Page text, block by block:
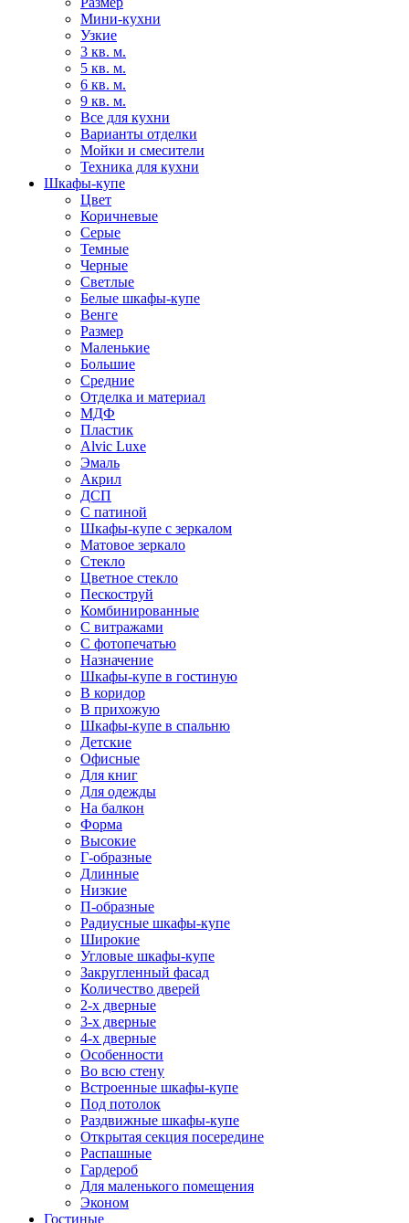
Мини-кухни
Узкие
3 кв. м.
5 кв. м.
6 кв. м.
9 кв. м.
Все для кухни
Варианты отделки
Мойки и смесители
Техника для кухни
Шкафы-купе
Цвет
Коричневые
Серые
Темные
Черные
Светлые
Белые шкафы-купе
Венге
Размер
Маленькие
Большие
Средние
Отделка и материал
МДФ
Пластик
Alvic Luxe
Эмаль
Акрил
ДСП
С патиной
Шкафы-купе с зеркалом
Матовое зеркало
Стекло
Цветное стекло
Пескоструй
Комбинированные
С витражами
С фотопечатью
Назначение
Шкафы-купе в гостиную
В коридор
В прихожую
Шкафы-купе в спальню
Детские
Офисные
Для книг
Для одежды
На балкон
Форма
Высокие
Г-образные
Длинные
Низкие
П-образные
Радиусные шкафы-купе
Широкие
Угловые шкафы-купе
Закругленный фасад
Количество дверей
2-х дверные
3-х дверные
4-х дверные
Особенности
Во всю стену
Встроенные шкафы-купе
Под потолок
Раздвижные шкафы-купе
Открытая секция посередине
Распашные
Гардероб
Для маленького помещения
Эконом
Гостиные